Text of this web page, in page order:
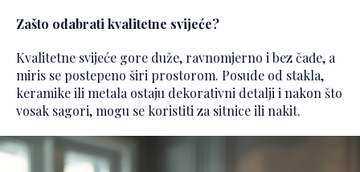
Zašto odabrati kvalitetne svijeće?
Kvalitetne svijeće gore duže, ravnomjerno i bez čađe, a
miris se postepeno širi prostorom. Posude od stakla,
keramike ili metala ostaju dekorativni detalji i nakon što
vosak sagori, mogu se koristiti za sitnice ili nakit.